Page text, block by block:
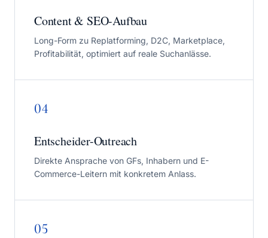
Content & SEO-Aufbau
Long-Form zu Replatforming, D2C, Marketplace,
Profitabilität, optimiert auf reale Suchanlässe.
04
Entscheider-Outreach
Direkte Ansprache von GFs, Inhabern und E-
Commerce-Leitern mit konkretem Anlass.
05